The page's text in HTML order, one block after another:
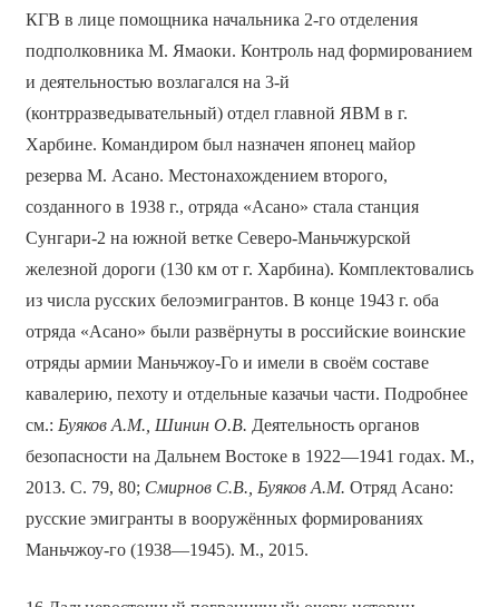
КГВ в лице помощника начальника 2-го отделения
подполковника М. Ямаоки. Контроль над формированием
и деятельностью возлагался на 3-й
(контрразведывательный) отдел главной ЯВМ в г.
Харбине. Командиром был назначен японец майор
резерва М. Асано. Местонахождением второго,
созданного в 1938 г., отряда «Асано» стала станция
Сунгари-2 на южной ветке Северо-Маньчжурской
железной дороги (130 км от г. Харбина). Комплектовались
из числа русских белоэмигрантов. В конце 1943 г. оба
отряда «Асано» были развёрнуты в российские воинские
отряды армии Маньчжоу-Го и имели в своём составе
кавалерию, пехоту и отдельные казачьи части. Подробнее
см.: Буяков А.М., Шинин О.В. Деятельность органов
безопасности на Дальнем Востоке в 1922—1941 годах. М.,
2013. С. 79, 80; Смирнов С.В., Буяков А.М. Отряд Асано:
русские эмигранты в вооружённых формированиях
Маньчжоу-го (1938—1945). М., 2015.